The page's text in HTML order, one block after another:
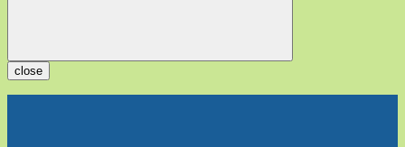
close